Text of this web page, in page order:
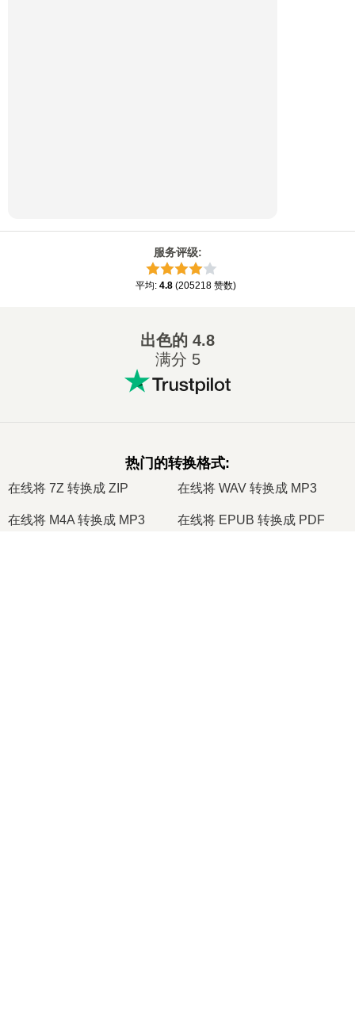
服务评级:
平均: 4.8 (205218 赞数)
出色的 4.8
满分 5
热门的转换格式:
在线将 7Z 转换成 ZIP 在线将 WAV 转换成 MP3
在线将 M4A 转换成 MP3 在线将 EPUB 转换成 PDF